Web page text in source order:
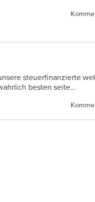
steuerfinanzierte
besten seite…